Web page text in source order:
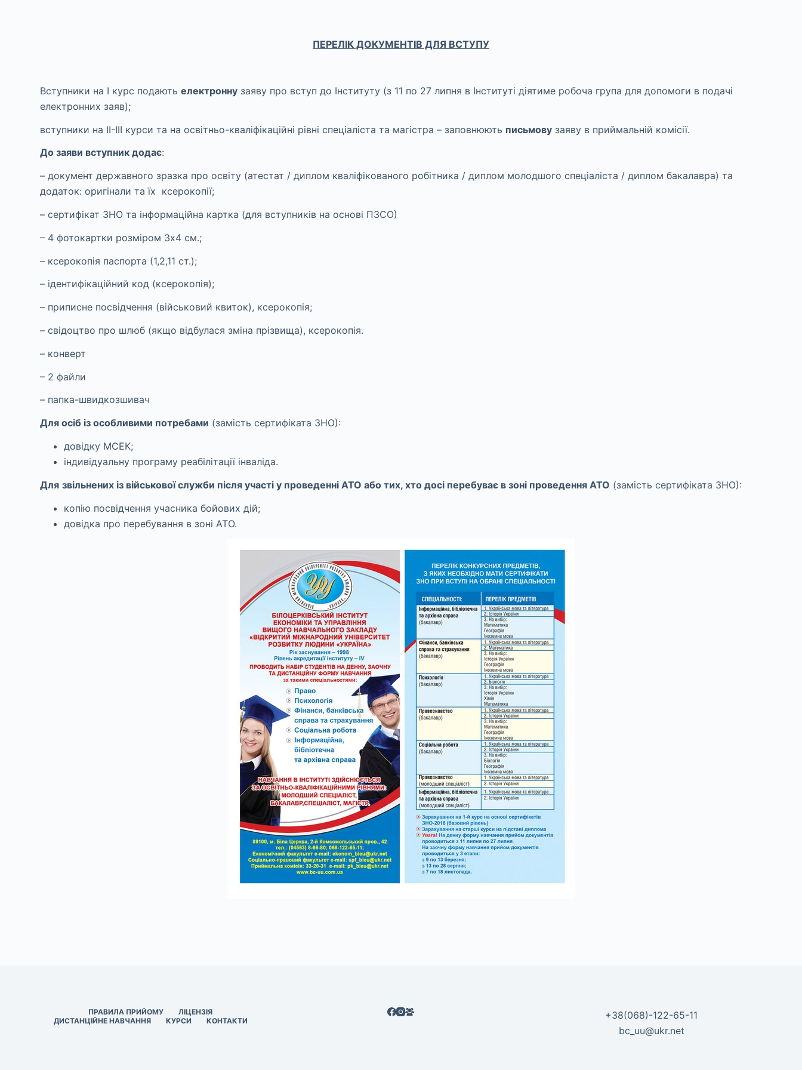
ПЕРЕЛІК ДОКУМЕНТІВ ДЛЯ ВСТУПУ
Вступники на І курс подаютьелектронну заяву про вступ до Інституту (з 11 по 27 липня в Інституті діятиме робоча група для допомоги в подачі
електронних заяв);
вступники на ІІ-ІІІ курси та на освітньо-кваліфікаційні рівні спеціаліста та магістра – заповнюють письмову заяву в приймальній комісії.
До заяви вступник додає:
– документ державного зразка про освіту (атестат / диплом кваліфікованого робітника / диплом молодшого спеціаліста / диплом бакалавра) та
додаток: оригінали та їх ксерокопії;
– сертифікат ЗНО та інформаційна картка (для вступників на основі ПЗСО)
– 4 фотокартки розміром 3х4 см.;
– ксерокопія паспорта (1,2,11 ст.);
– ідентифікаційний код (ксерокопія);
– приписне посвідчення (військовий квиток), ксерокопія;
– свідоцтво про шлюб (якщо відбулася зміна прізвища), ксерокопія.
– конверт
– 2 файли
– папка-швидкозшивач
Для осіб із особливими потребами (замість сертифіката ЗНО):
довідку МСЕК;
індивідуальну програму реабілітації інваліда.
Для звільнених із військової служби після участі у проведенні АТО або тих, хто досі перебуває в зоні проведення АТО (замість сертифіката ЗНО):
копію посвідчення учасника бойових дій;
довідка про перебування в зоні АТО.
ПРАВИЛА ПРИЙОМУ
ЛІЦЕНЗІЯ
ДИСТАНЦІЙНЕ НАВЧАННЯ
КУРСИ КОНТАКТИ
+38(068)-122-65-11
bc_uu@ukr.net